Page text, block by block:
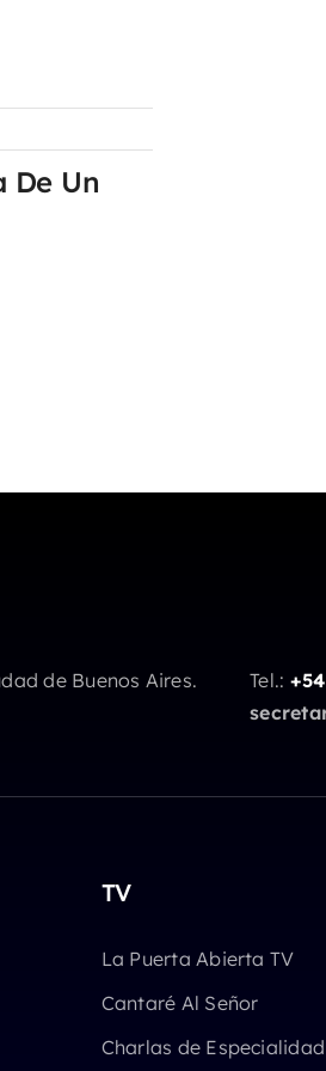
De Un
de Buenos Aires.
Tel.:
TV
La Puerta Abierta TV
Cantaré Al Señor
Charlas de Especialidad